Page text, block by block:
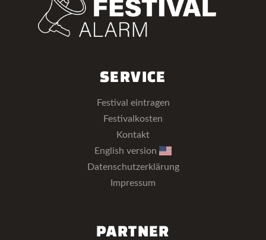
SERVICE
Festival eintragen
Festivalkosten
Kontakt
English version
Datenschutzerklärung
Impressum
PARTNER